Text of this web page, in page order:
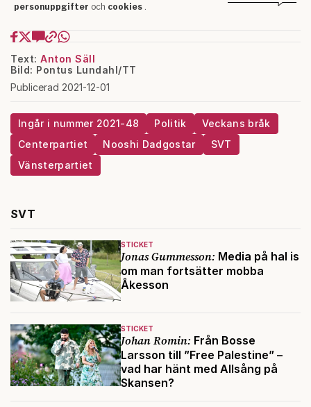
Text: Anton Säll
Bild: Pontus Lundahl/TT
Publicerad 2021-12-01
Ingår i nummer 2021-48 Politik
Veckans bråk
Centerpartiet
Nooshi Dadgostar
SVT
Vänsterpartiet
SVT
STICKET
Jonas Gummesson: Media på hal is
om man fortsätter mobba
Åkesson
STICKET
Johan Romin: Från Bosse
Larsson till ”Free Palestine” –
vad har hänt med Allsång på
Skansen?